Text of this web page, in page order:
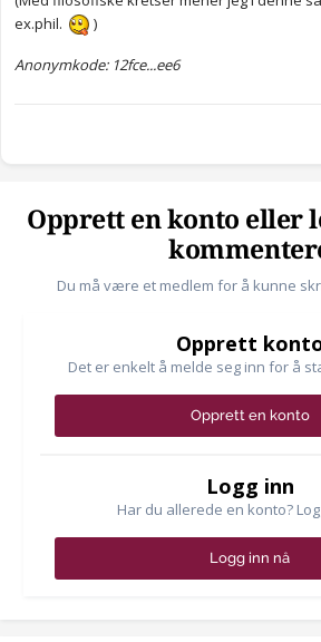
ex.phil.
)
Anonymkode: 12fce...ee6
Opprett en konto eller
Du må være et medlem for å kunne
Opprett
Det er enkelt å melde seg inn for å
Opprett en konto
Logg inn
Har du allerede en konto?
Logg inn nå